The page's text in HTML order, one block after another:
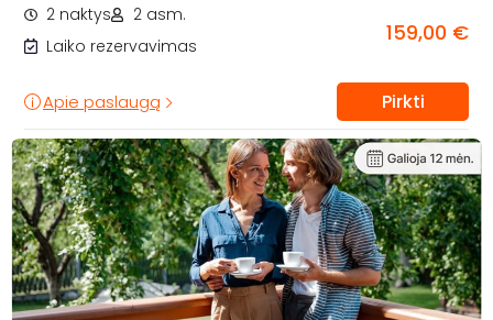
2 naktys
2 asm.
Laiko rezervavimas
159,00 €
Apie paslaugą Pirkti